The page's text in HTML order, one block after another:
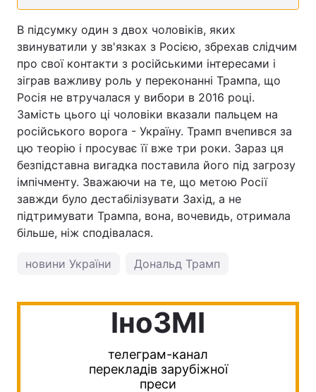
В підсумку один з двох чоловіків, яких
звинуватили у зв'язках з Росією, збрехав слідчим
про свої контакти з російськими інтересами і
зіграв важливу роль у переконанні Трампа, що
Росія не втручалася у вибори в 2016 році.
Замість цього ці чоловіки вказали пальцем на
російського ворога - Україну. Трамп вчепився за
цю теорію і просуває її вже три роки. Зараз ця
безпідставна вигадка поставила його під загрозу
імпічменту. Зважаючи на те, що метою Росії
завжди було дестабілізувати Захід, а не
підтримувати Трампа, вона, вочевидь, отримала
більше, ніж сподівалася.
новини України Дональд Трамп
IноЗМI
телеграм-канал
перекладів зарубіжної
преси